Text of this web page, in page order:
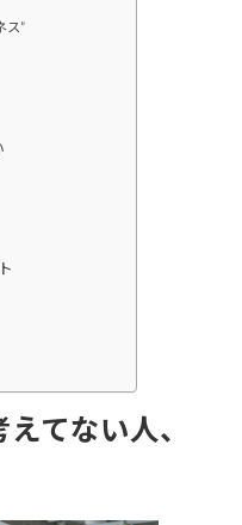
ス”
てない人、